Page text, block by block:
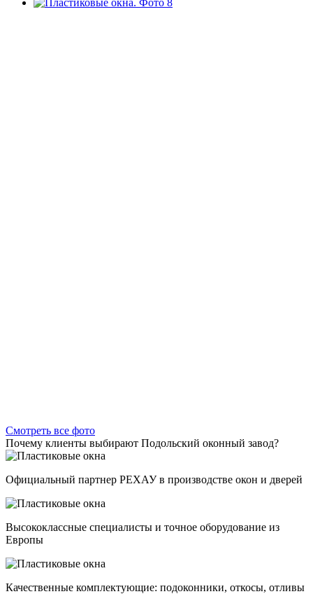
Смотреть все фото
Почему клиенты выбирают Подольский оконный завод?
Официальный партнер РЕХАУ в производстве окон и дверей
Высококлассные специалисты и точное оборудование из
Европы
Качественные комплектующие: подоконники, откосы, отливы